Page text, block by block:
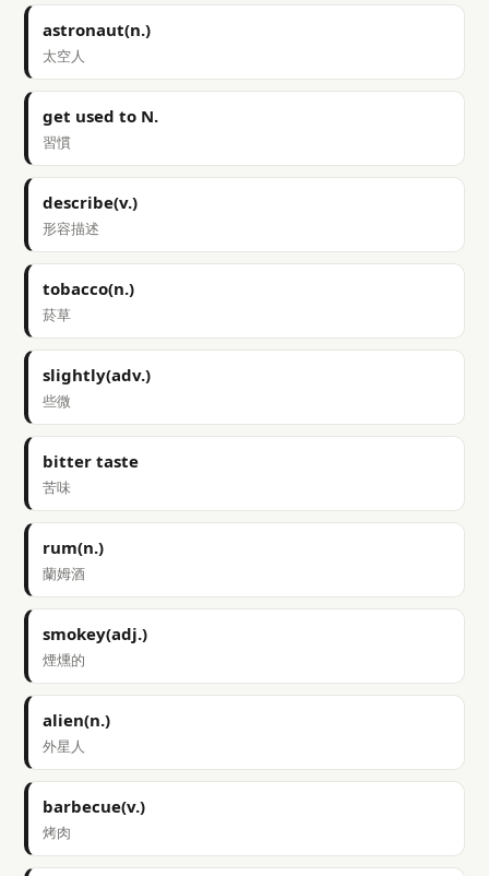
astronaut(n.)
太空人
get used to N.
習慣
describe(v.)
形容描述
tobacco(n.)
菸草
slightly(adv.)
些微
bitter taste
苦味
rum(n.)
蘭姆酒
smokey(adj.)
煙燻的
alien(n.)
外星人
barbecue(v.)
烤肉